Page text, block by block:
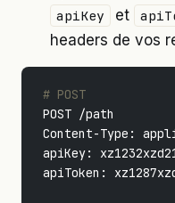
apiKey et
headers de vos
# POST
POST /path
Content-Type:
apiKey:
apiToken: